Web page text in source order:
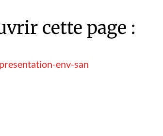
cette page :
env-san